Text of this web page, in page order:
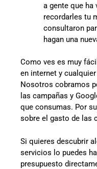
a gente que
recordarles tu
consultaron
hagan una
Como ves es muy
en internet y
Nosotros cobramos
las campañas y
que consumas. Por
sobre el gasto de las
Si quieres descubrir
servicios lo puedes
presupuesto